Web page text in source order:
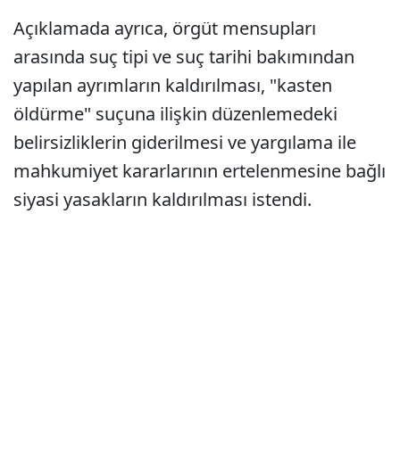
Açıklamada ayrıca, örgüt mensupları
arasında suç tipi ve suç tarihi bakımından
yapılan ayrımların kaldırılması, "kasten
öldürme" suçuna ilişkin düzenlemedeki
belirsizliklerin giderilmesi ve yargılama ile
mahkumiyet kararlarının ertelenmesine bağlı
siyasi yasakların kaldırılması istendi.